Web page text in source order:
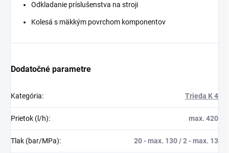
Odkladanie príslušenstva na stroji
Kolesá s mäkkým povrchom komponentov
Dodatočné parametre
Kategória: Trieda K 4
Prietok (l/h): max. 420
Tlak (bar/MPa): 20 - max. 130 / 2 - max. 13